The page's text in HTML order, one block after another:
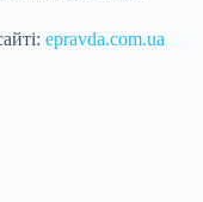
epravda.com.ua